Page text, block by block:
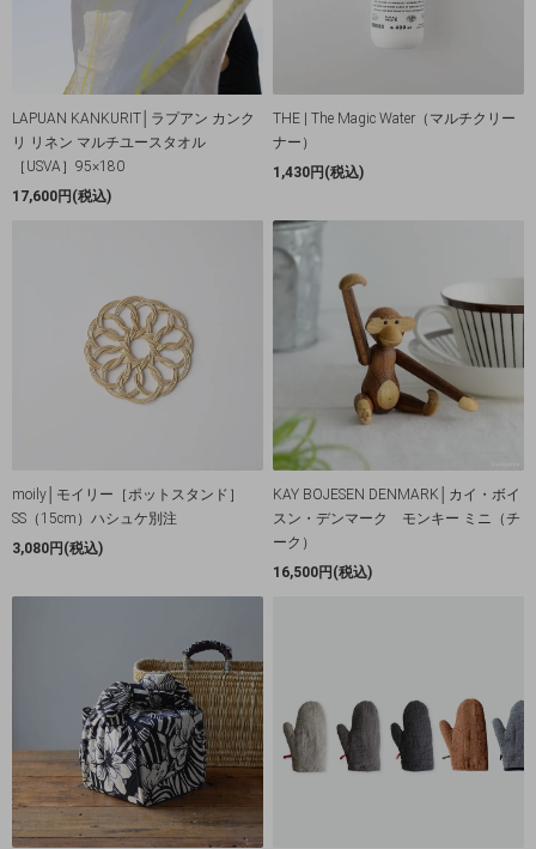
LAPUAN KANKURIT│ラプアン カンク
リ リネン マルチユースタオル
［USVA］95×180
17,600円(税込)
THE | The Magic Water（マルチクリー
ナー）
1,430円(税込)
moily│モイリー［ポットスタンド］
SS（15cm）ハシュケ別注
3,080円(税込)
KAY BOJESEN DENMARK│カイ・ボイ
スン・デンマーク モンキー ミニ（チ
ーク）
16,500円(税込)